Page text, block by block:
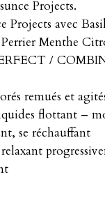
Projects.
avec
Menthe
/
remués et
flottant –
se réchauffant